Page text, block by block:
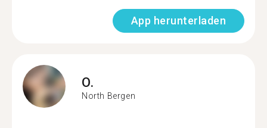
App herunterladen
O.
North Bergen